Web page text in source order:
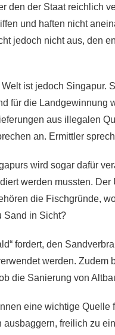
den der Staat reichlich
und haften nicht
jedoch nicht aus, den
ist jedoch Singapur.
für die Landgewinnung
aus illegalen
an. Ermittler
wird sogar dafür
werden mussten.
die Fischgründe,
Sand in Sicht?
fordert, den
werden. Zudem
die Sanierung von
eine wichtige
ausbaggern, freilich zu